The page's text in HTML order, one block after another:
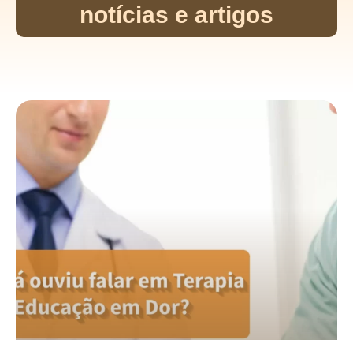
notícias e artigos